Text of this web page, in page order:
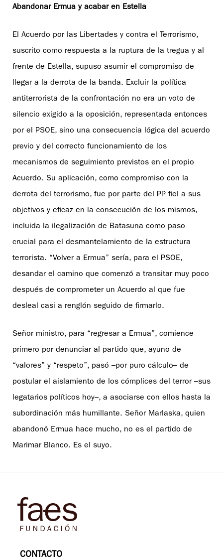
Abandonar Ermua y acabar en Estella
El Acuerdo por las Libertades y contra el Terrorismo,
suscrito como respuesta a la ruptura de la tregua y al
frente de Estella, supuso asumir el compromiso de
llegar a la derrota de la banda. Excluir la política
antiterrorista de la confrontación no era un voto de
silencio exigido a la oposición, representada entonces
por el PSOE, sino una consecuencia lógica del acuerdo
previo y del correcto funcionamiento de los
mecanismos de seguimiento previstos en el propio
Acuerdo. Su aplicación, como compromiso con la
derrota del terrorismo, fue por parte del PP fiel a sus
objetivos y eficaz en la consecución de los mismos,
incluida la ilegalización de Batasuna como paso
crucial para el desmantelamiento de la estructura
terrorista. “Volver a Ermua” sería, para el PSOE,
desandar el camino que comenzó a transitar muy poco
después de comprometer un Acuerdo al que fue
desleal casi a renglón seguido de firmarlo.
Señor ministro, para “regresar a Ermua”, comience
primero por denunciar al partido que, ayuno de
“valores” y “respeto”, pasó –por puro cálculo– de
postular el aislamiento de los cómplices del terror –sus
legatarios políticos hoy–, a asociarse con ellos hasta la
subordinación más humillante. Señor Marlaska, quien
abandonó Ermua hace mucho, no es el partido de
Marimar Blanco. Es el suyo.